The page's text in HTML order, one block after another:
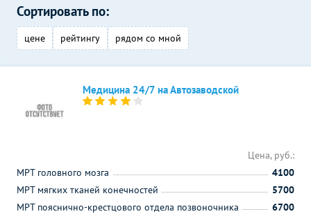
Сортировать по:
цене рейтингу рядом со мной
Медицина 24/7 на Автозаводской
Цена, руб.:
МРТ головного мозга
4100
МРТ мягких тканей конечностей
5700
МРТ пояснично-крестцового отдела позвоночника
6700